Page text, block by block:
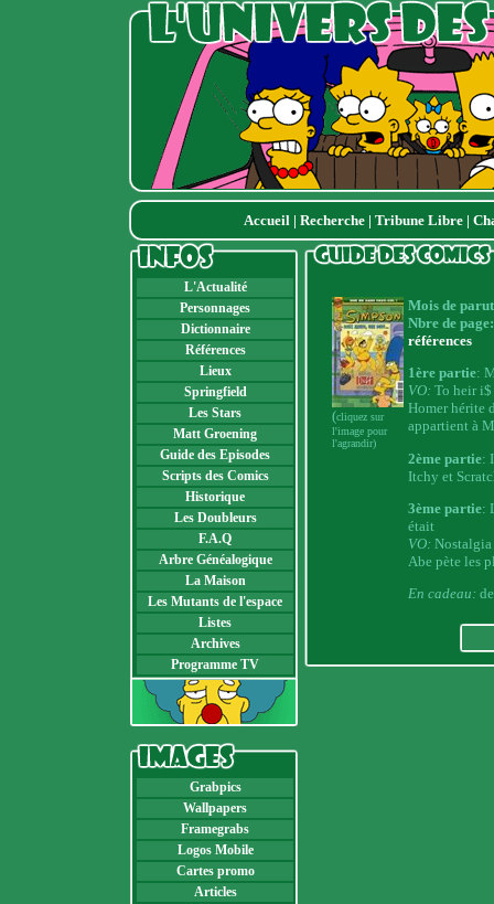
Accueil| Recherche| Tribune Libre |
L'Actualité
Personnages
Dictionnaire
Références
Lieux
Springfield
Les Stars
Matt Groening
Guide des Episodes
Scripts des Comics
Historique
Les Doubleurs
F.A.Q
Arbre Généalogique
La Maison
Les Mutants de l'espace
Listes
Archives
Programme TV
Grabpics
Wallpapers
Framegrabs
Logos Mobile
Cartes promo
Articles
(cliquez sur
l'image pour
l'agrandir)
Mois de
Nbre de page:
références
1ère partie:
VO: To heir i$
Homer hérite
appartient à
2ème partie:
Itchy et
3ème partie:
était
VO:
Abe pète les
En cadeau: